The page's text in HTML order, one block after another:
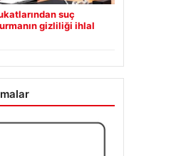
suç
gizliliği ihlal